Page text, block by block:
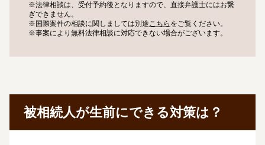
※法律相談は、受付予約後となりますので、 直接弁護士にはお繋
ぎできません。
※国際案件の相談に関しましては別途こちら をご覧ください。
※事案により無料法律相談に対応できない場合がございます。
被相続人が生前にできる対策は？